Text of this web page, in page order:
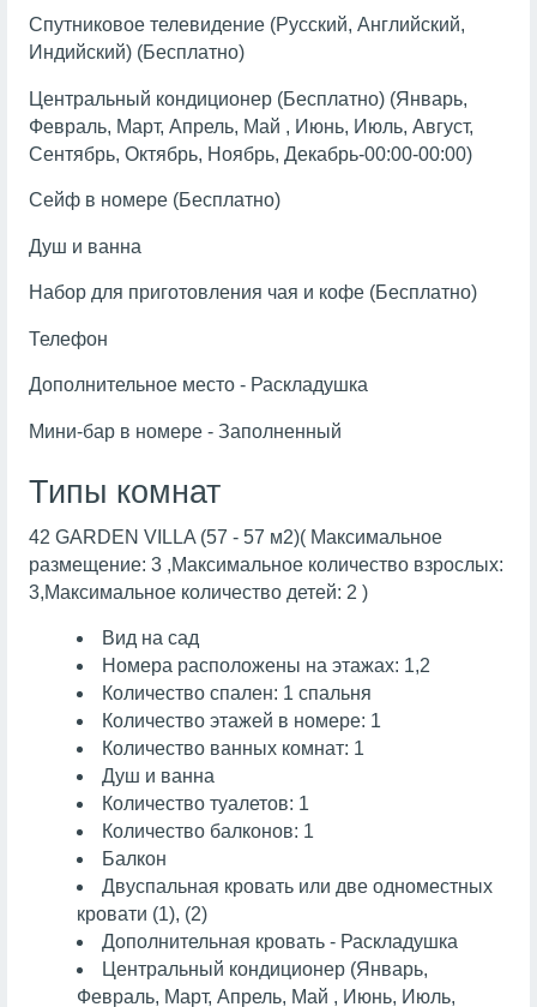
Спутниковое телевидение (Русский, Английский,
Индийский) (Бесплатно)
Центральный кондиционер (Бесплатно) (Январь,
Февраль, Март, Апрель, Май , Июнь, Июль, Август,
Сентябрь, Октябрь, Ноябрь, Декабрь-00:00-00:00)
Сейф в номере (Бесплатно)
Душ и ванна
Набор для приготовления чая и кофе (Бесплатно)
Телефон
Дополнительное место - Раскладушка
Мини-бар в номере - Заполненный
Типы комнат
42 GARDEN VILLA (57 - 57 м2)( Максимальное
размещение: 3 ,Максимальное количество взрослых:
3,Максимальное количество детей: 2 )
Вид на сад
Номера расположены на этажах: 1,2
Количество спален: 1 спальня
Количество этажей в номере: 1
Количество ванных комнат: 1
Душ и ванна
Количество туалетов: 1
Количество балконов: 1
Балкон
Двуспальная кровать или две одноместных
кровати (1), (2)
Дополнительная кровать - Раскладушка
Центральный кондиционер (Январь,
Февраль, Март, Апрель, Май , Июнь, Июль,